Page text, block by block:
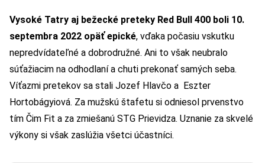
Vysoké Tatry aj bežecké preteky Red Bull 400 boli 10.
septembra 2022 opäť epické, vďaka počasiu vskutku
nepredvídateľné a dobrodružné. Ani to však neubralo
súťažiacim na odhodlaní a chuti prekonať samých seba.
Víťazmi pretekov sa stali Jozef Hlavčo a Eszter
Hortobágyiová. Za mužskú štafetu si odniesol prvenstvo
tím Čim Fit a za zmiešanú STG Prievidza. Uznanie za skvelé
výkony si však zaslúžia všetci účastníci.